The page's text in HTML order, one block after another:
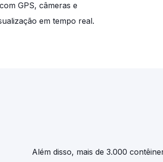
GPS, câmeras e
em tempo real.
Além disso, mais de 3.000